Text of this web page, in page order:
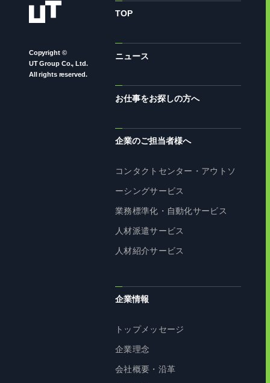
Copyright ©
UT Group Co., Ltd.
All rights reserved.
TOP
ニュース
お仕事をお探しの方へ
企業のご担当者様へ
コンタクトセンター・アウトソ
ーシングサービス
業務標準化・自動化サービス
人材派遣サービス
人材紹介サービス
企業情報
トップメッセージ
企業理念
会社概要・沿革